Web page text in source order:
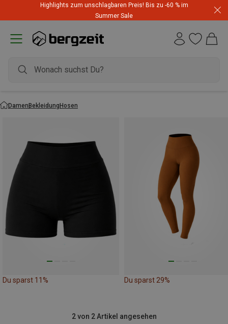
Highlights zum unschlagbaren Preis! Bis zu -60 % im
Summer Sale
DamenBekleidungHosen
Du sparst 11% Du sparst 29%
2 von 2 Artikel angesehen